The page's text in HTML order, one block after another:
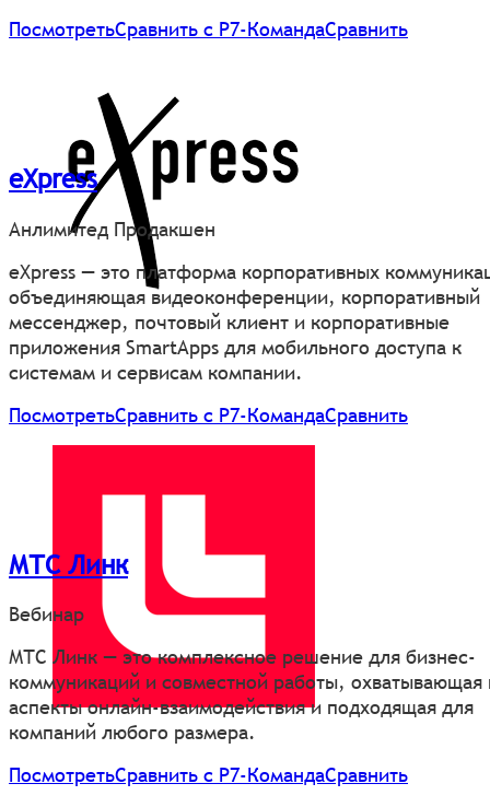
ПосмотретьСравнить с Р7-КомандаСравнить
eXpress
Анлимитед Продакшен
eXpress — это платформа корпоративных
объединяющая видеоконференции, корпоративный
мессенджер, почтовый клиент и корпоративные
приложения SmartApps для мобильного доступа к
системам и сервисам компании.
ПосмотретьСравнить с Р7-КомандаСравнить
МТС Линк
Вебинар
МТС Линк — это комплексное решение для бизнес-
коммуникаций и совместной работы, охватывающая
аспекты онлайн-взаимодействия и подходящая для
компаний любого размера.
ПосмотретьСравнить с Р7-КомандаСравнить